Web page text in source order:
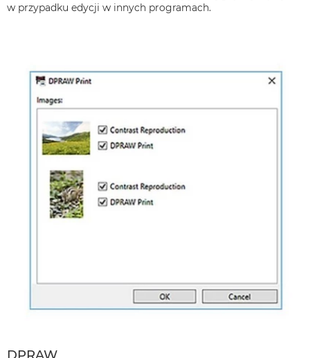
w przypadku edycji w innych programach.